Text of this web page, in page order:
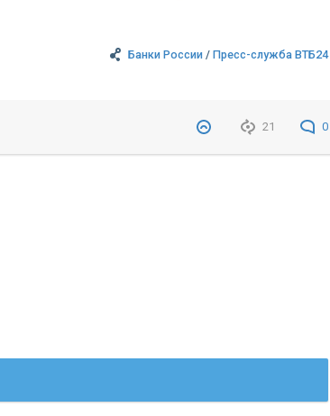
Банки России /Пресс-служба ВТБ24
21 0